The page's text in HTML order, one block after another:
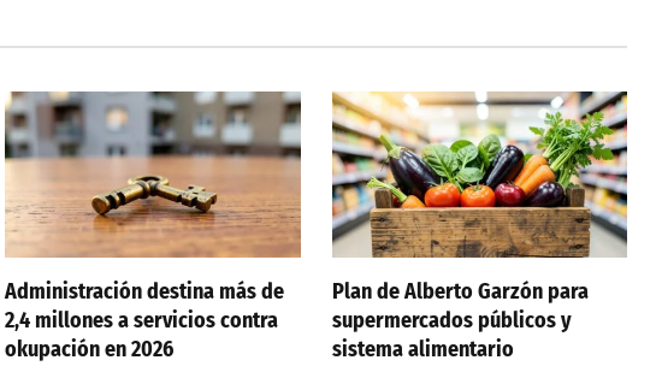
Administración destina más de
2,4 millones a servicios contra
okupación en 2026
Plan de Alberto Garzón para
supermercados públicos y
sistema alimentario